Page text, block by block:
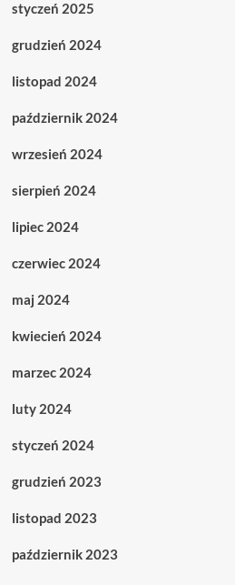
styczeń 2025
grudzień 2024
listopad 2024
październik 2024
wrzesień 2024
sierpień 2024
lipiec 2024
czerwiec 2024
maj 2024
kwiecień 2024
marzec 2024
luty 2024
styczeń 2024
grudzień 2023
listopad 2023
październik 2023